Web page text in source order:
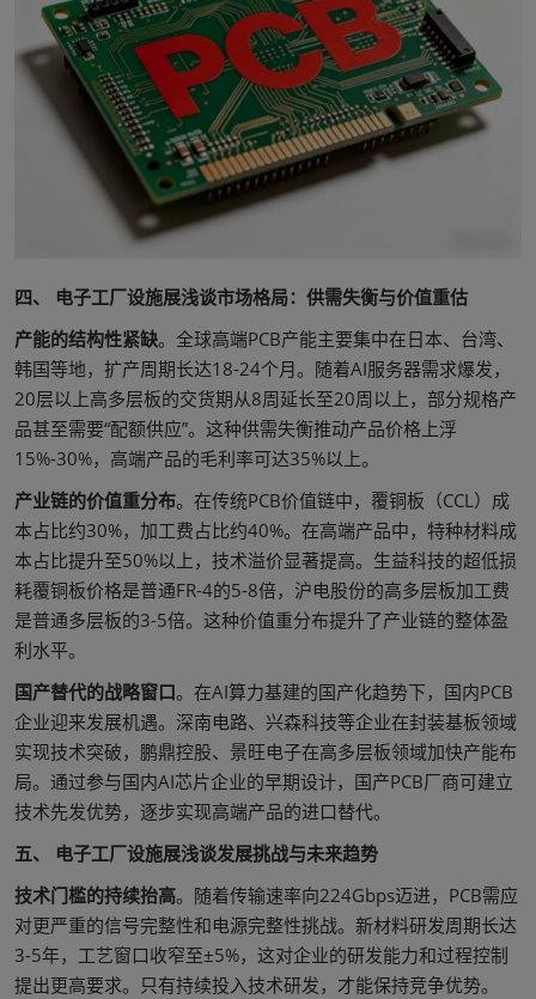
四、 电子工厂设施展浅谈市场格局：供需失衡与价值重估
产能的结构性紧缺。全球高端PCB产能主要集中在日本、台湾、
韩国等地，扩产周期长达18-24个月。随着AI服务器需求爆发，
20层以上高多层板的交货期从8周延长至20周以上，部分规格产
品甚至需要“配额供应”。这种供需失衡推动产品价格上浮
15%-30%，高端产品的毛利率可达35%以上。
产业链的价值重分布。在传统PCB价值链中，覆铜板（CCL）成
本占比约30%，加工费占比约40%。在高端产品中，特种材料成
本占比提升至50%以上，技术溢价显著提高。生益科技的超低损
耗覆铜板价格是普通FR-4的5-8倍，沪电股份的高多层板加工费
是普通多层板的3-5倍。这种价值重分布提升了产业链的整体盈
利水平。
国产替代的战略窗口。在AI算力基建的国产化趋势下，国内PCB
企业迎来发展机遇。深南电路、兴森科技等企业在封装基板领域
实现技术突破，鹏鼎控股、景旺电子在高多层板领域加快产能布
局。通过参与国内AI芯片企业的早期设计，国产PCB厂商可建立
技术先发优势，逐步实现高端产品的进口替代。
五、 电子工厂设施展浅谈发展挑战与未来趋势
技术门槛的持续抬高。随着传输速率向224Gbps迈进，PCB需应
对更严重的信号完整性和电源完整性挑战。新材料研发周期长达
3-5年，工艺窗口收窄至±5%，这对企业的研发能力和过程控制
提出更高要求。只有持续投入技术研发，才能保持竞争优势。